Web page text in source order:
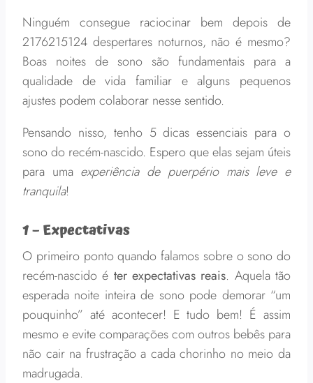
Ninguém consegue raciocinar bem depois de
2176215124 despertares noturnos, não é mesmo?
Boas noites de sono são fundamentais para a
qualidade de vida familiar e alguns pequenos
ajustes podem colaborar nesse sentido.
Pensando nisso, tenho 5 dicas essenciais para o
sono do recém-nascido. Espero que elas sejam úteis
para umaexperiência de puerpério mais leve e
tranquila!
1 – Expectativas
O primeiro ponto quando falamos sobre o sono do
recém-nascido é ter expectativas reais. Aquela tão
esperada noite inteira de sono pode demorar “um
pouquinho” até acontecer! E tudo bem! É assim
mesmo e evite comparações com outros bebês para
não cair na frustração a cada chorinho no meio da
madrugada.